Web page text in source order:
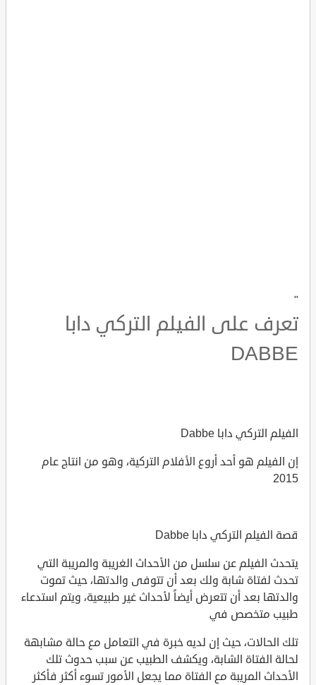
"
تعرف على الفيلم التركي دابا
DABBE
الفيلم التركي دابا Dabbe
إن الفيلم هو أحد أروع الأفلام التركية، وهو من انتاج عام
2015
قصة الفيلم التركي دابا Dabbe
يتحدث الفيلم عن سلسل من الأحداث الغريبة والمريبة التي
تحدث لفتاة شابة ولك بعد أن تتوفى والدتها، حيث تموت
والدتها بعد أن تتعرض أيضاً لأحداث غير طبيعية، ويتم استدعاء
طبيب متخصص في
تلك الحالات، حيث إن لديه خبرة في التعامل مع حالة مشابهة
لحالة الفتاة الشابة، ويكشف الطبيب عن سبب حدوث تلك
الأحداث المريبة مع الفتاة مما يجعل الأمور تسوء أكثر فأكثر